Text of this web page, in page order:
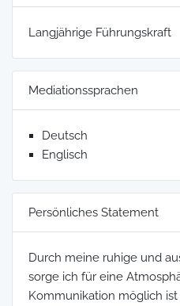
Langjährige Führungskraft
Mediationssprachen
Deutsch
Englisch
Persönliches Statement
Durch meine ruhige und
sorge ich für eine
Kommunikation möglich